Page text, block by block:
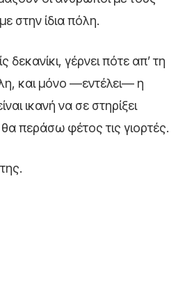
στην ίδια πόλη.
γέρνει πότε απ’ τη
και μόνο —εντέλει— η
ικανή να σε στηρίξει
περάσω φέτος τις γιορτές.